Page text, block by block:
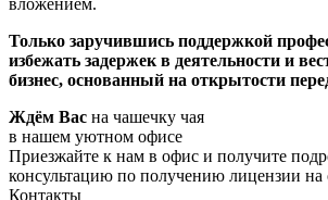
вложением.
Только заручившись поддержкой
избежать задержек в деятельности и
бизнес, основанный на открытости
Ждём Вас на чашечку чая
в нашем уютном офисе
Приезжайте к нам в офис и получите
консультацию по получению лицензии на
Контакты